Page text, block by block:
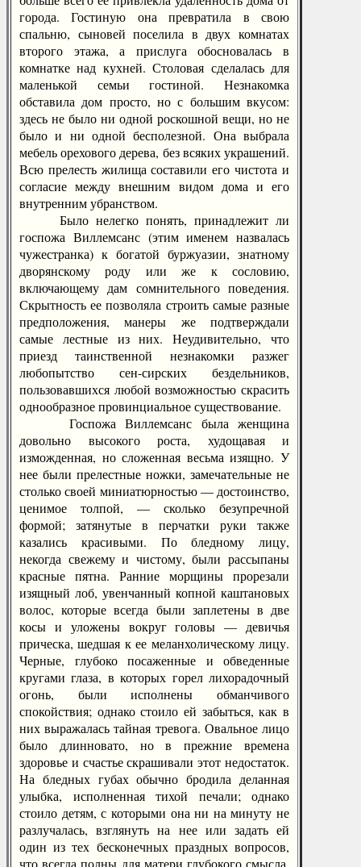
города. Гостиную она превратила в свою
спальню, сыновей поселила в двух комнатах
второго этажа, а прислуга обосновалась в
комнатке над кухней. Столовая сделалась для
маленькой семьи гостиной. Незнакомка
обставила дом просто, но с большим вкусом:
здесь не было ни одной роскошной вещи, но не
было и ни одной бесполезной. Она выбрала
мебель орехового дерева, без всяких украшений.
Всю прелесть жилища составили его чистота и
согласие между внешним видом дома и его
внутренним убранством.
Было нелегко понять, принадлежит ли
госпожа Виллемсанс (этим именем назвалась
чужестранка) к богатой буржуазии, знатному
дворянскому роду или же к сословию,
включающему дам сомнительного поведения.
Скрытность ее позволяла строить самые разные
предположения, манеры же подтверждали
самые лестные из них. Неудивительно, что
приезд таинственной незнакомки разжег
любопытство сен-сирских бездельников,
пользовавшихся любой возможностью скрасить
однообразное провинциальное существование.
Госпожа Виллемсанс была женщина
довольно высокого роста, худощавая и
изможденная, но сложенная весьма изящно. У
нее были прелестные ножки, замечательные не
столько своей миниатюрностью — достоинство,
ценимое толпой, — сколько безупречной
формой; затянутые в перчатки руки также
казались красивыми. По бледному лицу,
некогда свежему и чистому, были рассыпаны
красные пятна. Ранние морщины прорезали
изящный лоб, увенчанный копной каштановых
волос, которые всегда были заплетены в две
косы и уложены вокруг головы — девичья
прическа, шедшая к ее меланхолическому лицу.
Черные, глубоко посаженные и обведенные
кругами глаза, в которых горел лихорадочный
огонь, были исполнены обманчивого
спокойствия; однако стоило ей забыться, как в
них выражалась тайная тревога. Овальное лицо
было длинновато, но в прежние времена
здоровье и счастье скрашивали этот недостаток.
На бледных губах обычно бродила деланная
улыбка, исполненная тихой печали; однако
стоило детям, с которыми она ни на минуту не
разлучалась, взглянуть на нее или задать ей
один из тех бесконечных праздных вопросов,
что всегда полны для матери глубокого смысла,